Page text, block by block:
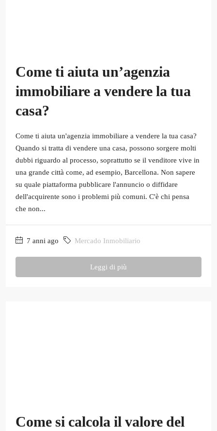
Come ti aiuta un’agenzia
immobiliare a vendere la tua
casa?
Come ti aiuta un'agenzia immobiliare a vendere la tua casa?
Quando si tratta di vendere una casa, possono sorgere molti
dubbi riguardo al processo, soprattutto se il venditore vive in
una grande città come, ad esempio, Barcellona. Non sapere
su quale piattaforma pubblicare l'annuncio o diffidare
dell'acquirente sono i problemi più comuni. C'è chi pensa
che non...
7 anni ago Mercado Inmobiliario
Leggi di più
Come si calcola il valore del